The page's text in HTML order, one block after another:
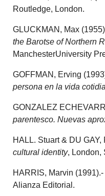
Routledge, London.
GLUCKMAN, Max
the Barotse of Northern
ManchesterUniversity
GOFFMAN, Erving
persona en la vida
GONZALEZ
parentesco. Nuevas
HALL. Stuart & DU
cultural identity, London,
HARRIS, Marvin
Alianza Editorial.